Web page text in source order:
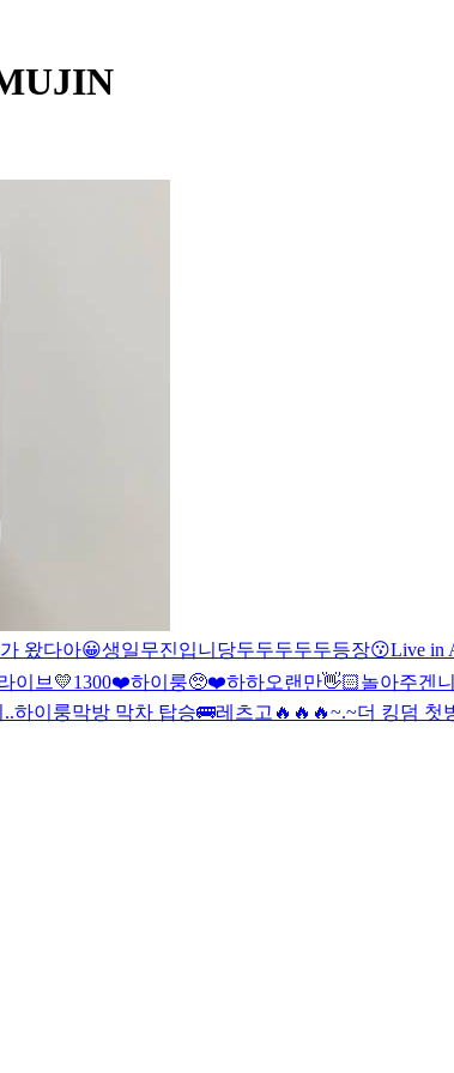
왔다아😀생일무진입니당두두두두두등장😗Live in
이브 💛1300❤️하이룽🥺❤️하하오랜만👋🏻놀아주겐니
하이룽막방 막차 탑승🚌레츠고🔥🔥🔥~.~더 킹덤 첫